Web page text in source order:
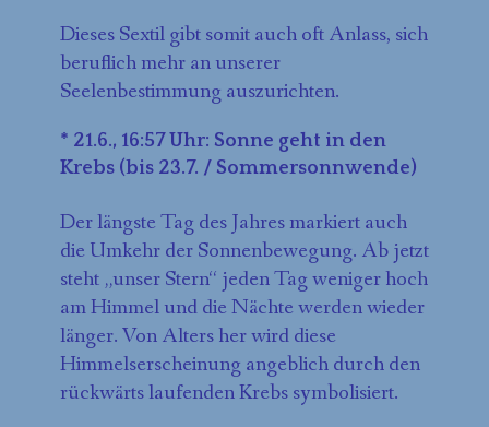
Dieses Sextil gibt somit auch oft Anlass, sich
beruflich mehr an unserer
Seelenbestimmung auszurichten.
* 21.6., 16:57 Uhr: Sonne geht in den
Krebs (bis 23.7. / Sommersonnwende)
Der längste Tag des Jahres markiert auch
die Umkehr der Sonnenbewegung. Ab jetzt
steht „unser Stern“ jeden Tag weniger hoch
am Himmel und die Nächte werden wieder
länger. Von Alters her wird diese
Himmelserscheinung angeblich durch den
rückwärts laufenden Krebs symbolisiert.